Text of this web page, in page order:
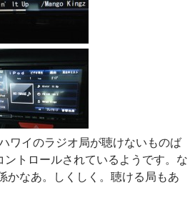
ワイのラジオ局が聴けないものば
トロールされているようです。な
かなあ。しくしく。聴ける局もあ